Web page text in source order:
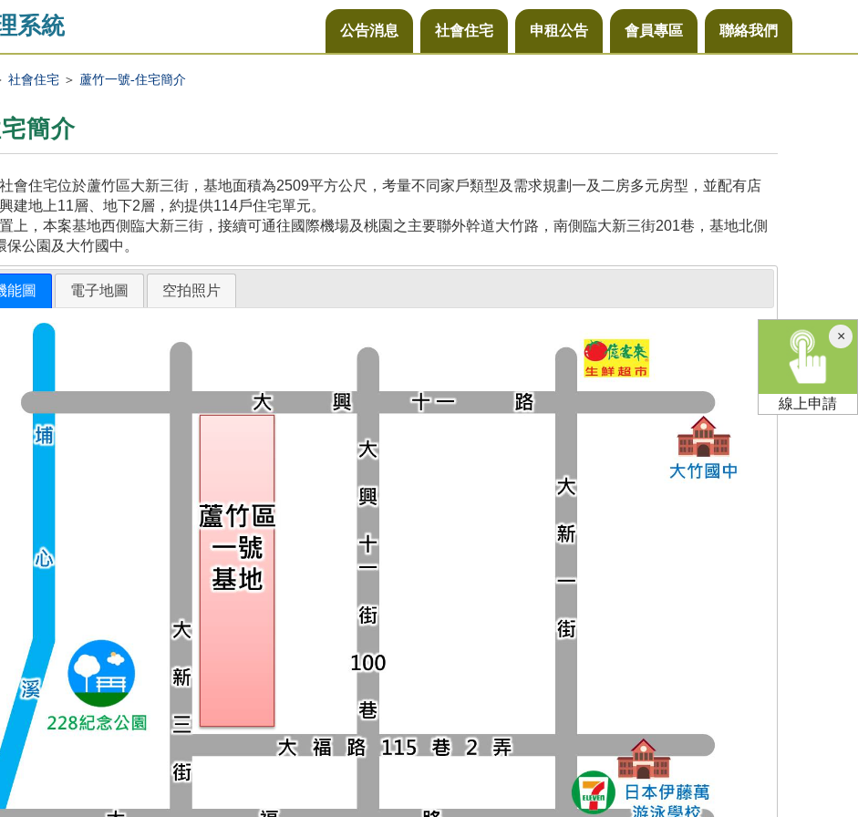
系統 公告消息 社會住宅 申租公告 會員專區 聯絡我們
社會住宅＞ 蘆竹一號-住宅簡介
簡介
會住宅位於蘆竹區大新三街，基地面積為2509平方公尺，考量不同家戶類型及需求規劃一及二房多元房型，並配有店
建地上11層、地下2層，約提供114戶住宅單元。
上，本案基地西側臨大新三街，接續可通往國際機場及桃園之主要聯外幹道大竹路，南側臨大新三街201巷，基地北側
保公園及大竹國中。
能圖 電子地圖 空拍照片
×關
閉
線上申請